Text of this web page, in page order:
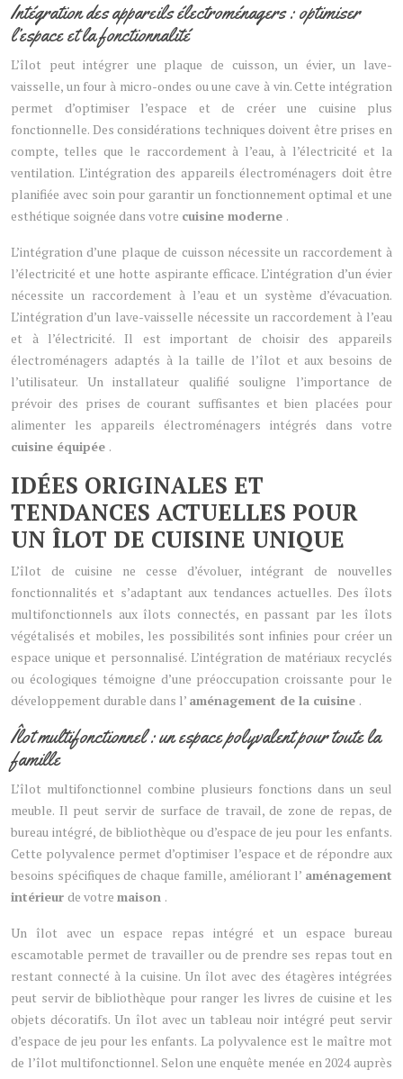
Intégration des appareils électroménagers : optimiser
l’espace et la fonctionnalité
L’îlot peut intégrer une plaque de cuisson, un évier, un lave-
vaisselle, un four à micro-ondes ou une cave à vin. Cette intégration
permet d’optimiser l’espace et de créer une cuisine plus
fonctionnelle. Des considérations techniques doivent être prises en
compte, telles que le raccordement à l’eau, à l’électricité et la
ventilation. L’intégration des appareils électroménagers doit être
planifiée avec soin pour garantir un fonctionnement optimal et une
esthétique soignée dans votre cuisine moderne .
L’intégration d’une plaque de cuisson nécessite un raccordement à
l’électricité et une hotte aspirante efficace. L’intégration d’un évier
nécessite un raccordement à l’eau et un système d’évacuation.
L’intégration d’un lave-vaisselle nécessite un raccordement à l’eau
et à l’électricité. Il est important de choisir des appareils
électroménagers adaptés à la taille de l’îlot et aux besoins de
l’utilisateur. Un installateur qualifié souligne l’importance de
prévoir des prises de courant suffisantes et bien placées pour
alimenter les appareils électroménagers intégrés dans votre
cuisine équipée .
IDÉES ORIGINALES ET
TENDANCES ACTUELLES POUR
UN ÎLOT DE CUISINE UNIQUE
L’îlot de cuisine ne cesse d’évoluer, intégrant de nouvelles
fonctionnalités et s’adaptant aux tendances actuelles. Des îlots
multifonctionnels aux îlots connectés, en passant par les îlots
végétalisés et mobiles, les possibilités sont infinies pour créer un
espace unique et personnalisé. L’intégration de matériaux recyclés
ou écologiques témoigne d’une préoccupation croissante pour le
développement durable dans l’ aménagement de la cuisine .
Îlot multifonctionnel : un espace polyvalent pour toute la
famille
L’îlot multifonctionnel combine plusieurs fonctions dans un seul
meuble. Il peut servir de surface de travail, de zone de repas, de
bureau intégré, de bibliothèque ou d’espace de jeu pour les enfants.
Cette polyvalence permet d’optimiser l’espace et de répondre aux
besoins spécifiques de chaque famille, améliorant l’ aménagement
intérieur de votre maison .
Un îlot avec un espace repas intégré et un espace bureau
escamotable permet de travailler ou de prendre ses repas tout en
restant connecté à la cuisine. Un îlot avec des étagères intégrées
peut servir de bibliothèque pour ranger les livres de cuisine et les
objets décoratifs. Un îlot avec un tableau noir intégré peut servir
d’espace de jeu pour les enfants. La polyvalence est le maître mot
de l’îlot multifonctionnel. Selon une enquête menée en 2024 auprès